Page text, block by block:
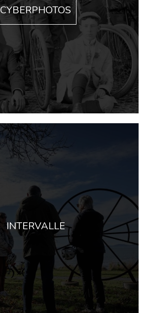
CYBERPHOTOS
INTERVALLE